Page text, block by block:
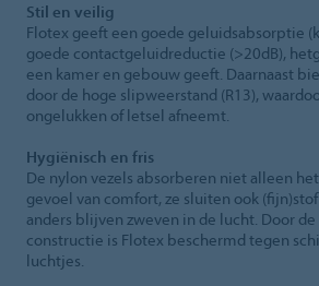
Stil en veilig
Flotex geeft een goede geluidsabsorptie
goede contactgeluidreductie (>20dB),
een kamer en gebouw geeft. Daarnaast
door de hoge slipweerstand (R13),
ongelukken of letsel afneemt.
Hygiënisch en fris
De nylon vezels absorberen niet alleen
gevoel van comfort, ze sluiten ook
anders blijven zweven in de lucht. Door
constructie is Flotex beschermd tegen
luchtjes.